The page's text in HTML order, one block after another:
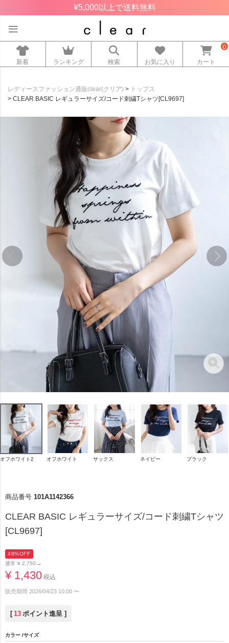
¥5,000以上で送料無料
新着 ランキング 検索 お気に入り カート
0
レディースファッション通販clear(クリア)
トップス
CLEAR BASIC レギュラーサイズ/コード刺繍Tシャツ[CL9697]
オフホワイト2 オフホワイト サックス ネイビー ブラック
商品番号 101A1142366
CLEAR BASIC レギュラーサイズ/コード刺繍Tシャツ
[CL9697]
48%OFF
通常 ¥ 2,750 →
¥ 1,430 税込
販売期間 2026/04/23 10:00 〜
[ 13 ポイント進呈 ]
カラー サイズ